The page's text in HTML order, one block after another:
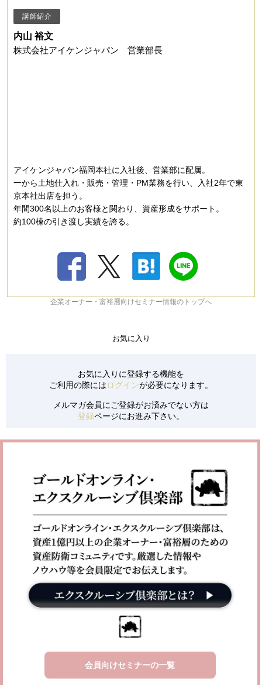
講師紹介
内山 裕文
株式会社アイケンジャパン 営業部長
アイケンジャパン福岡本社に入社後、営業部に配属。
一から土地仕入れ・販売・管理・PM業務を行い、入社2年で東
京本社出店を担う。
年間300名以上のお客様と関わり、資産形成をサポート。
約100棟の引き渡し実績を誇る。
企業オーナー・富裕層向けセミナー情報のトップへ
お気に入り
お気に入りに登録する機能を
ご利用の際にはログインが必要になります。
メルマガ会員にご登録がお済みでない方は
登録ページにお進み下さい。
会員向けセミナーの一覧